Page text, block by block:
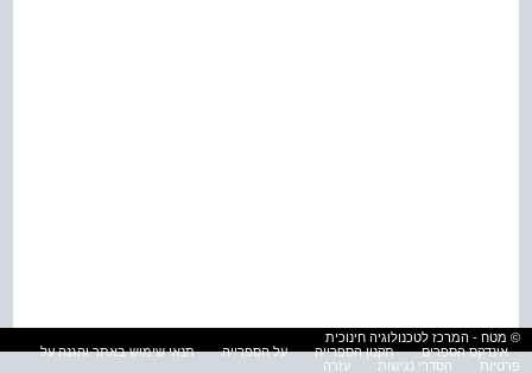
© מטח - המרכז לטכנולוגיה חינוכית
אינדקס הספרים
תקנון הספרייה על הספרייה
תנאי שימוש באתר והגנה על
פרטיות
הסדרי נגישות עזרה